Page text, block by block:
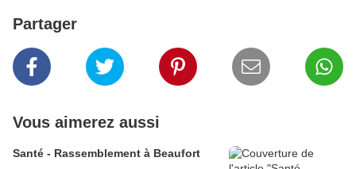
Partager
Vous aimerez aussi
Santé - Rassemblement à Beaufort